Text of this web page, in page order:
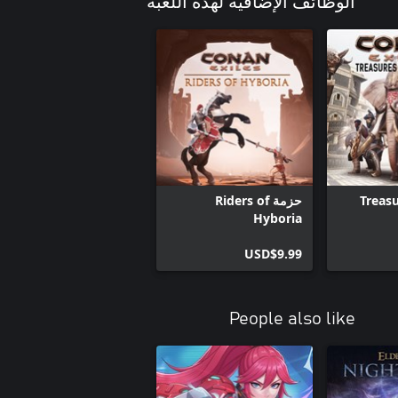
حزمة Riders of
Hyboria
USD$9.99
People also like